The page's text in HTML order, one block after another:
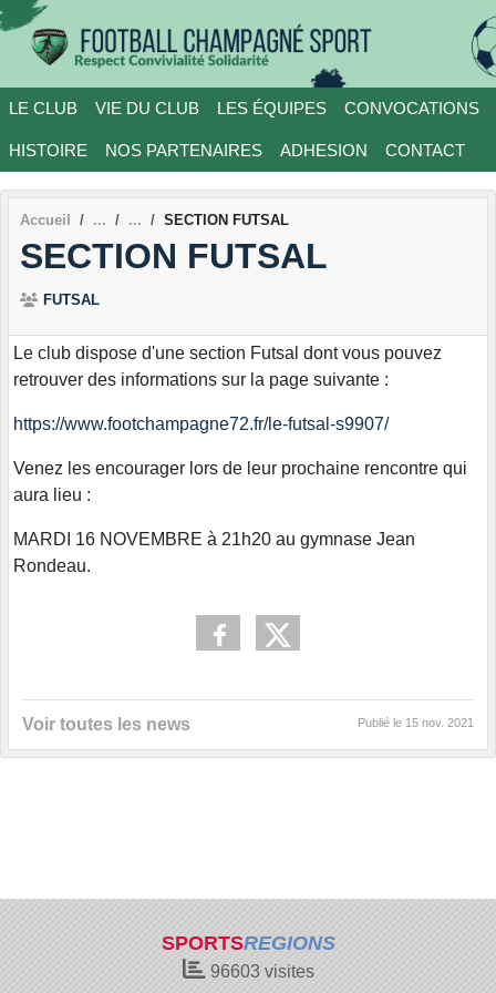
LE CLUB VIE DU CLUB LES ÉQUIPES CONVOCATIONS
HISTOIRE NOS PARTENAIRES ADHESION CONTACT
Accueil SECTION FUTSAL
SECTION FUTSAL
FUTSAL
Le club dispose d'une section Futsal dont vous pouvez
retrouver des informations sur la page suivante :
https://www.footchampagne72.fr/le-futsal-s9907/
Venez les encourager lors de leur prochaine rencontre qui
aura lieu :
MARDI 16 NOVEMBRE à 21h20 au gymnase Jean
Rondeau.
Voir toutes les news Publié le 15 nov. 2021
SPORTSREGIONS
96603visites
Panneau de gestion des cookies